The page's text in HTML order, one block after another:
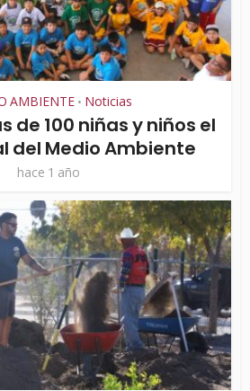
AMBIENTE • Noticias
de 100 niñas y niños el
del Medio Ambiente
hace 1 año